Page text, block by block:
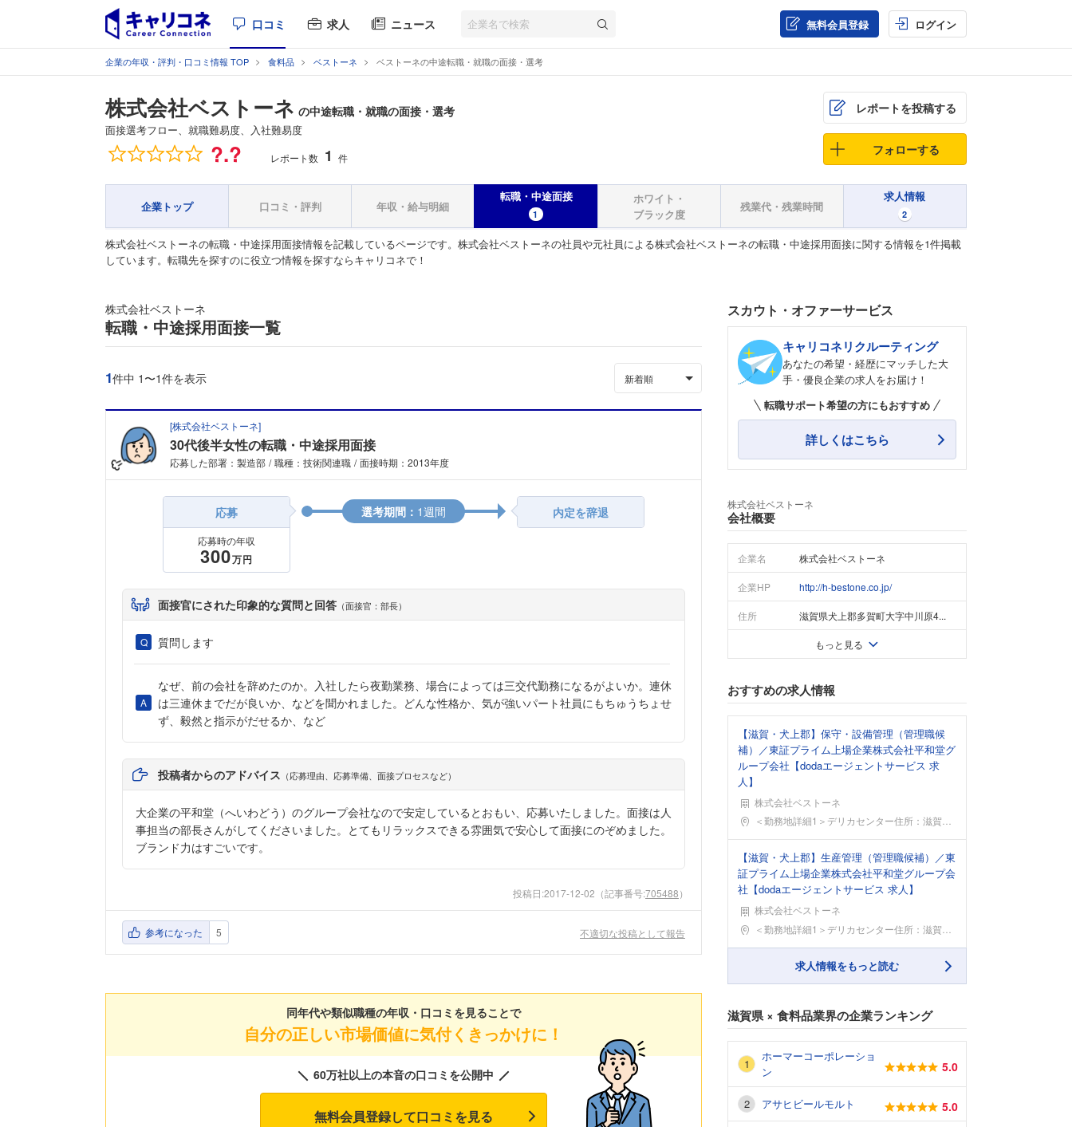
口コミ 求人 ニュース 無料会員登録 ログイン
企業の年収・評判・口コミ情報 TOP 食料品 ベストーネ ベストーネの中途転職・就職の面接・選考
株式会社ベストーネ の中途転職・就職の面接・選考
面接選考フロー、就職難易度、入社難易度
総合評価 ?.? レポート数 1 件
レポートを投稿する
フォローする
企業トップ 口コミ・評判 年収・給与明細
転職・中途面接
1
ホワイト・
ブラック度
残業代・残業時間
求人情報
2
株式会社ベストーネの転職・中途採用面接情報を記載しているページです。株式会社ベストーネの社員や元社員による株式会社ベストーネの転職・中途採用面接に関する情報を1件掲載
しています。転職先を探すのに役立つ情報を探すならキャリコネで！
株式会社ベストーネ
転職・中途採用面接一覧
1件中 1〜1件を表示 新着順
[株式会社ベストーネ]
30代後半女性の転職・中途採用面接
応募した部署：製造部 職種：技術関連職 面接時期：2013年度
選考期間： 1週間
応募
応募時の年収
300万円
内定を辞退
面接官にされた印象的な質問と回答 （面接官：部長）
質問します
なぜ、前の会社を辞めたのか。入社したら夜勤業務、場合によっては三交代勤務になるがよいか。連休
は三連休までだが良いか、などを聞かれました。どんな性格か、気が強いパート社員にもちゅうちょせ
ず、毅然と指示がだせるか、など
投稿者からのアドバイス （応募理由、応募準備、面接プロセスなど）
大企業の平和堂（へいわどう）のグループ会社なので安定しているとおもい、応募いたしました。面接は人
事担当の部長さんがしてくださいました。とてもリラックスできる雰囲気で安心して面接にのぞめました。
ブランド力はすごいです。
投稿日:2017-12-02 （記事番号:705488）
参考になった 5 不適切な投稿として報告
同年代や類似職種の年収・口コミを見ることで
自分の正しい市場価値に気付くきっかけに！
60万社以上の本音の口コミを公開中
無料会員登録して口コミを見る
スカウト・オファーサービス
キャリコネリクルーティング
あなたの希望・経歴にマッチした大
手・優良企業の求人をお届け！
転職サポート希望の方にもおすすめ
詳しくはこちら
株式会社ベストーネ
会社概要
企業名 株式会社ベストーネ
企業HP http://h-bestone.co.jp/
住所 滋賀県犬上郡多賀町大字中川原4...
もっと見る
おすすめの求人情報
【滋賀・犬上郡】保守・設備管理（管理職候
補）／東証プライム上場企業株式会社平和堂グ
ループ会社【dodaエージェントサービス 求
人】
株式会社ベストーネ
勤務地＜勤務地詳細1＞デリカセンター住所：滋賀県犬上郡多
【滋賀・犬上郡】生産管理（管理職候補）／東
証プライム上場企業株式会社平和堂グループ会
社【dodaエージェントサービス 求人】
株式会社ベストーネ
勤務地＜勤務地詳細1＞デリカセンター住所：滋賀県犬上郡多
求人情報をもっと読む
滋賀県× 食料品業界の企業ランキング
ホーマーコーポレーショ
ン
5.0
アサヒビールモルト 5.0